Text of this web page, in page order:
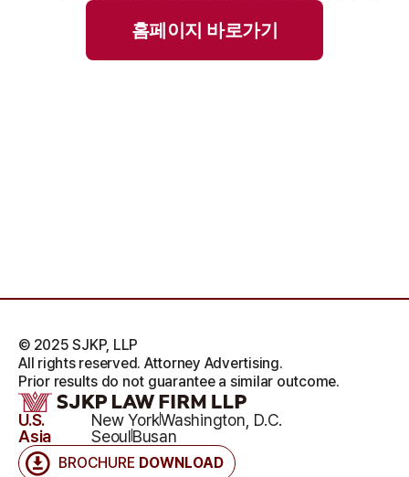
홈페이지 바로가기
BROCHURE DOWNLOAD
U.S. New YorkWashington, D.C.
Asia
SeoulBusan
© 2025 SJKP, LLP
All rights reserved. Attorney Advertising.
Prior results do not guarantee a similar outcome.